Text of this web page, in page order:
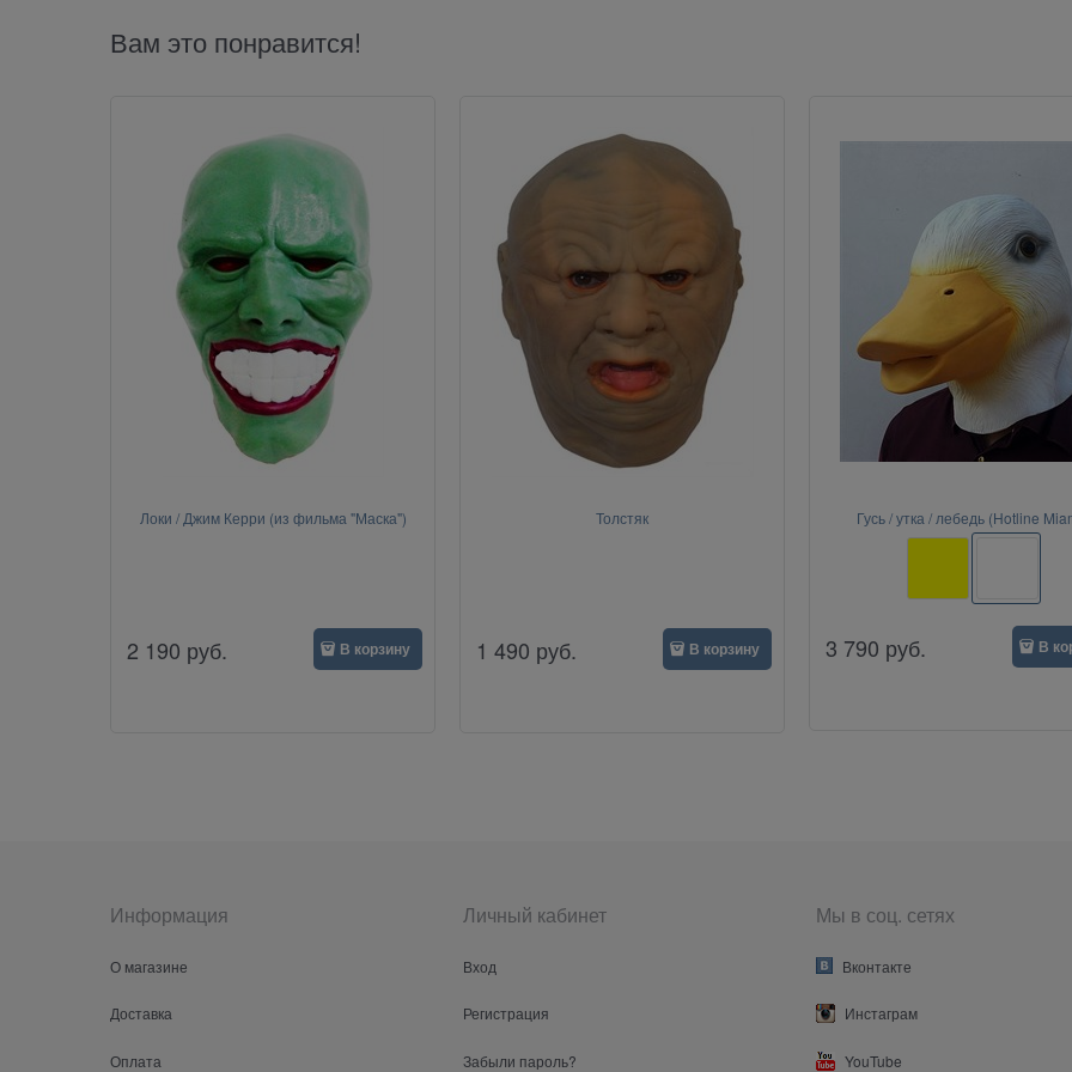
Вам это понравится!
Локи / Джим Керри (из фильма "Маска")
2 190 руб. В корзину
Толстяк
1 490 руб. В корзину
Гусь / утка / лебедь (Hotline
3 790 руб. В
Информация
О магазине
Доставка
Оплата
Личный кабинет
Вход
Регистрация
Забыли пароль?
Мы в соц. сетях
Вконтакте
Инстаграм
YouTube